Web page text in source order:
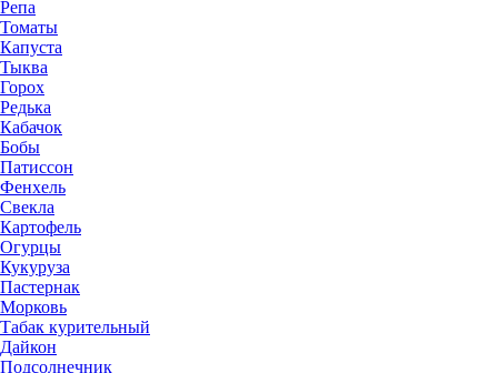
Репа
Томаты
Капуста
Тыква
Горох
Редька
Кабачок
Бобы
Патиссон
Фенхель
Свекла
Картофель
Огурцы
Кукуруза
Пастернак
Морковь
Табак курительный
Дайкон
Подсолнечник